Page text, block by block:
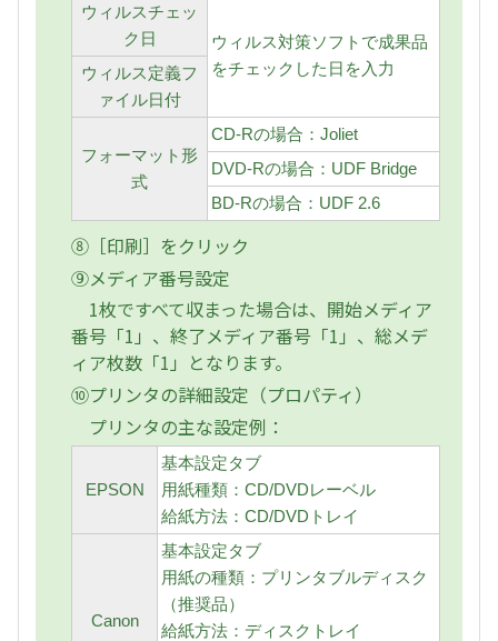
ウィルスチェッ
ク日
ウィルス対策ソフトで成果品
をチェックした日を入力
ウィルス定義フ
ァイル日付
フォーマット形
式
CD-Rの場合：Joliet
DVD-Rの場合：UDF Bridge
BD-Rの場合：UDF 2.6
⑧［印刷］をクリック
⑨メディア番号設定
1枚ですべて収まった場合は、開始メディア
番号「1」、終了メディア番号「1」、総メデ
ィア枚数「1」となります。
⑩プリンタの詳細設定（プロパティ）
プリンタの主な設定例：
EPSON
基本設定タブ
用紙種類：CD/DVDレーベル
給紙方法：CD/DVDトレイ
Canon
基本設定タブ
用紙の種類：プリンタブルディスク
（推奨品）
給紙方法：ディスクトレイ